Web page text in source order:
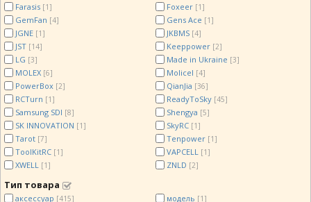
Farasis [1] Foxeer [1]
GemFan [4] Gens Ace [1]
JGNE [1] JKBMS [4]
JST [14] Keeppower [2]
LG [3] Made in Ukraine [3]
MOLEX [6] Molicel [4]
PowerBox [2] QianJia [36]
RCTurn [1] ReadyToSky [45]
Samsung SDI [8] Shengya [5]
SK INNOVATION [1] SkyRC [1]
Tarot [7] Tenpower [1]
ToolKitRC [1] VAPCELL [1]
XWELL [1] ZNLD [2]
Тип товара
аксессуар [415] модель [1]